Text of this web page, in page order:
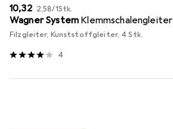
EUR
10,32 EUR
2,58/1Stk.
Wagner System Klemmschalengleiter
Filzgleiter, Kunststoffgleiter, 4 Stk.
4